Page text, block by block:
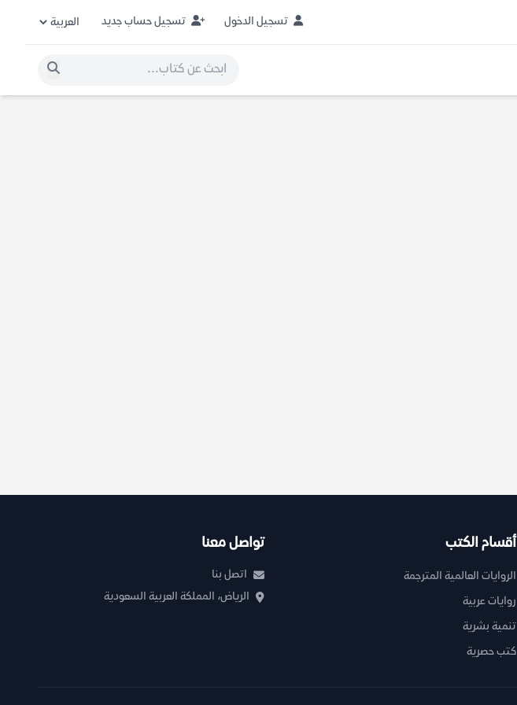
تسجيل الدخول تسجيل حساب جديد
أقسام الكتب
الروايات العالمية المترجمة
روايات عربية
تنمية بشرية
كتب حصرية
تواصل معنا
اتصل بنا
الرياض، المملكة العربية السعودية